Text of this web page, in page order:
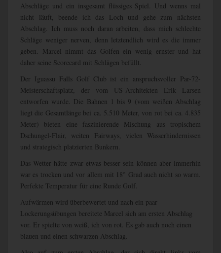
Abschläge und ein insgesamt flüssiges Spiel. Und wenns mal
nicht läuft, beende ich das Loch und gehe zum nächsten
Abschlag. Ich muss noch daran arbeiten, dass mich schlechte
Schläge weniger nerven, denn letztendlich wird es die immer
geben. Marcel nimmt das Golfen ein wenig ernster und hat
daher seine Scorecard mit Schlägen befüllt.
Der Iguassu Falls Golf Club ist ein anspruchsvoller Par-72-
Meisterschaftsplatz, der vom US-Architekten Erik Larsen
entworfen wurde. Die Bahnen 1 bis 9 (vom weißen Abschlag
liegt die Gesamtlänge bei ca. 5.510 Meter, von rot bei ca. 4.835
Meter) bieten eine faszinierende Mischung aus tropischem
Dschungel-Flair, weiten Fairways, vielen Wasserhindernissen
und strategisch platzierten Bunkern.
Das Wetter hätte zwar etwas besser sein können aber immerhin
war es trocken und vor allem mit 18° Grad auch nicht so warm.
Perfekte Temperatur für eine Runde Golf.
Aufwärmen wird überbewertet und nach ein paar
Lockerungsübungen bereitete Marcel sich am ersten Abschlag
vor. Er spielte von weiß, ich von rot. Es gab auch noch einen
blauen und einen schwarzen Abschlag.